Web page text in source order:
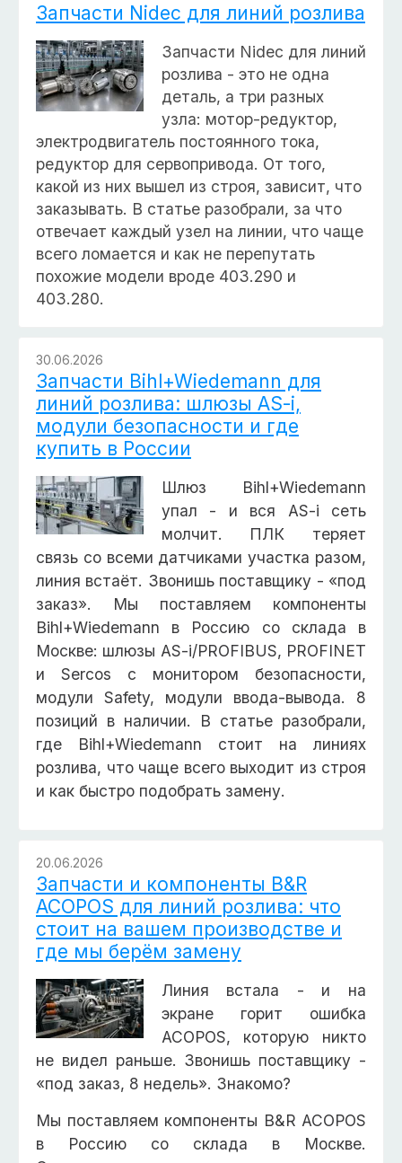
Запчасти Nidec для линий розлива
Запчасти Nidec для линий
розлива - это не одна
деталь, а три разных
узла: мотор-редуктор,
электродвигатель постоянного тока,
редуктор для сервопривода. От того,
какой из них вышел из строя, зависит, что
заказывать. В статье разобрали, за что
отвечает каждый узел на линии, что чаще
всего ломается и как не перепутать
похожие модели вроде 403.290 и
403.280.
30.06.2026
Запчасти Bihl+Wiedemann для
линий розлива: шлюзы AS-i,
модули безопасности и где
купить в России
Шлюз Bihl+Wiedemann
упал - и вся AS-i сеть
молчит. ПЛК теряет
связь со всеми датчиками участка разом,
линия встаёт. Звонишь поставщику - «под
заказ». Мы поставляем компоненты
Bihl+Wiedemann в Россию со склада в
Москве: шлюзы AS-i/PROFIBUS, PROFINET
и Sercos с монитором безопасности,
модули Safety, модули ввода-вывода. 8
позиций в наличии. В статье разобрали,
где Bihl+Wiedemann стоит на линиях
розлива, что чаще всего выходит из строя
и как быстро подобрать замену.
20.06.2026
Запчасти и компоненты B&R
ACOPOS для линий розлива: что
стоит на вашем производстве и
где мы берём замену
Линия встала - и на
экране горит ошибка
ACOPOS, которую никто
не видел раньше. Звонишь поставщику -
«под заказ, 8 недель». Знакомо?
Мы поставляем компоненты B&R ACOPOS
в Россию со склада в Москве.